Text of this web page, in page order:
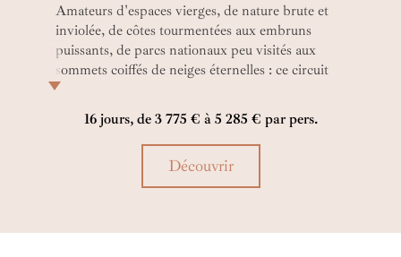
Amateurs d'espaces vierges, de nature brute et
inviolée, de côtes tourmentées aux embruns
puissants, de parcs nationaux peu visités aux
sommets coiffés de neiges éternelles : ce circuit
est le vôtre. Au volant d'une voiture de location
ou d'une Harley, vous allez vous éclater !
16 jours, de 3 775 € à 5 285 € par pers.
Découvrir